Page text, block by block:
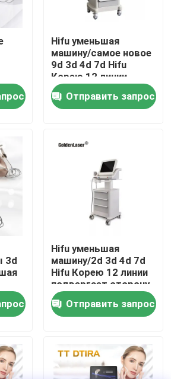
Hifu уменьшая
машину/самое новое
9d 3d 4d 7d Hifu
Корею 12 линии
подвергает сторону
и тело механической
обработке
Отправить запрос
3d
Hifu уменьшая
машину/2d 3d 4d 7d
Hifu Корею 12 линии
подвергает сторону
и тело механической
обработке
Отправить запрос